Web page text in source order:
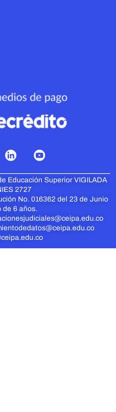
Educación Superior VIGILADA
2727
No. 016362 del 23 de Junio
de 6 años.